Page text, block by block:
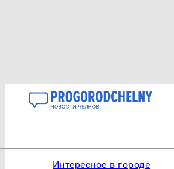
Интересное в городе